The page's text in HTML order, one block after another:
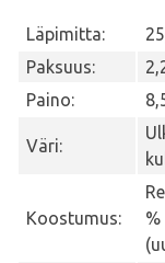
Läpimitta:
Paksuus:
Paino:
Väri:
Koostumus: